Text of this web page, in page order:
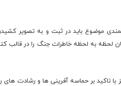
موضوع باید در ثبت و به تصویر
لحظه به لحظه خاطرات جنگ را در قالب
بر حماسه آفرینی ها و رشادت های